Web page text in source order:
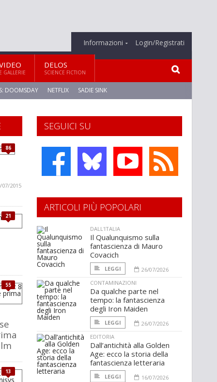
Informazioni Login/Registrati
E GALLERIE
DELOS
SCIENCE FICTION
DOOMSDAY NETFLIX SADIE SINK
SEGUICI SU
86
07/2015
21
55
13
ARTICOLI PIÙ POPOLARI
DALL'ITALIA
Il Qualunquismo sulla
fantascienza di Mauro
Covacich
LEGGI
26/07/2026
CONTAMINAZIONI
Da qualche parte nel
tempo: la fantascienza
degli Iron Maiden
LEGGI
26/07/2026
EDITORIA
Dall’antichità alla Golden
Age: ecco la storia della
fantascienza letteraria
LEGGI 16/07/2026